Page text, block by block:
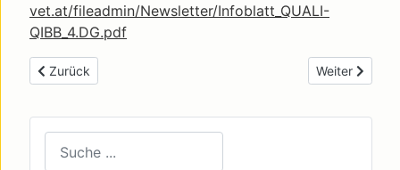
vet.at/fileadmin/Newsletter/Infoblatt_QUALI-
QIBB_4.DG.pdf
Previous article: Oper quicklebendig
Zurück Next article:
Weiter